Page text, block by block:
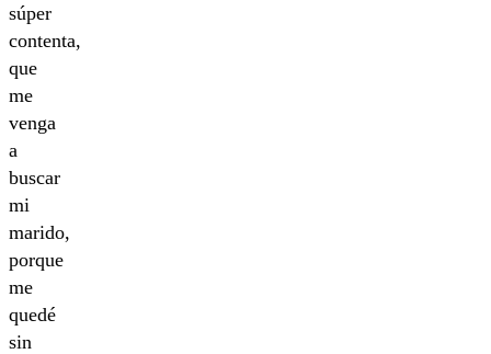
súper
contenta,
que
me
venga
a
buscar
mi
marido,
porque
me
quedé
sin